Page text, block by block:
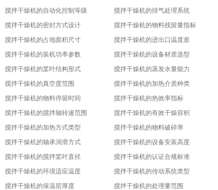
搅拌干燥机的自动化控制等级
搅拌干燥机的排气处理系统
搅拌干燥机的密封方式设计
搅拌干燥机的物料残留量指标
搅拌干燥机的占地面积尺寸
搅拌干燥机的进出口温度差
搅拌干燥机的装机功率参数
搅拌干燥机的设备材质选型
搅拌干燥机的桨叶结构形式
搅拌干燥机的蒸发水量能力
搅拌干燥机的真空度范围
搅拌干燥机的加热介质种类
搅拌干燥机的物料停留时间
搅拌干燥机的热效率指标
搅拌干燥机的搅拌轴转速范围
搅拌干燥机的有效干燥容积
搅拌干燥机的加热方式类型
搅拌干燥机的物料破碎率
搅拌干燥机的轴承润滑方式
搅拌干燥机的设备安装高度
搅拌干燥机的搅拌桨叶直径
搅拌干燥机的认证合规标准
搅拌干燥机的环境适应温度
搅拌干燥机的传动系统类型
搅拌干燥机的保温层厚度
搅拌干燥机的处理量范围